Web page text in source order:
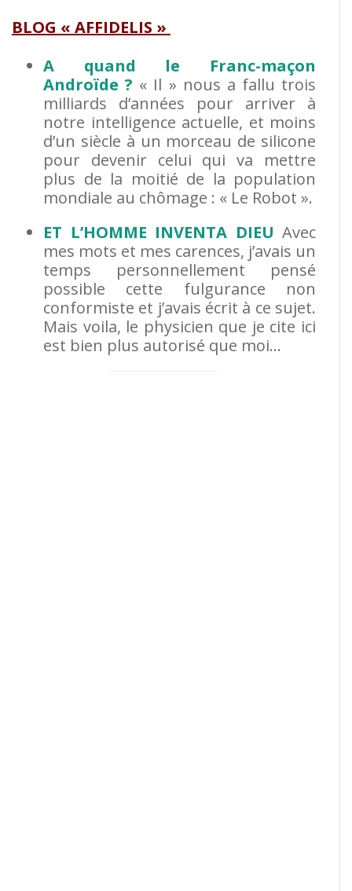
BLOG « AFFIDELIS »
A quand le Franc-maçon
Androïde ? « Il » nous a fallu trois
milliards d’années pour arriver à
notre intelligence actuelle, et moins
d’un siècle à un morceau de silicone
pour devenir celui qui va mettre
plus de la moitié de la population
mondiale au chômage : « Le Robot ».
ET L’HOMME INVENTA DIEU Avec
mes mots et mes carences, j’avais un
temps personnellement pensé
possible cette fulgurance non
conformiste et j’avais écrit à ce sujet.
Mais voila, le physicien que je cite ici
est bien plus autorisé que moi…